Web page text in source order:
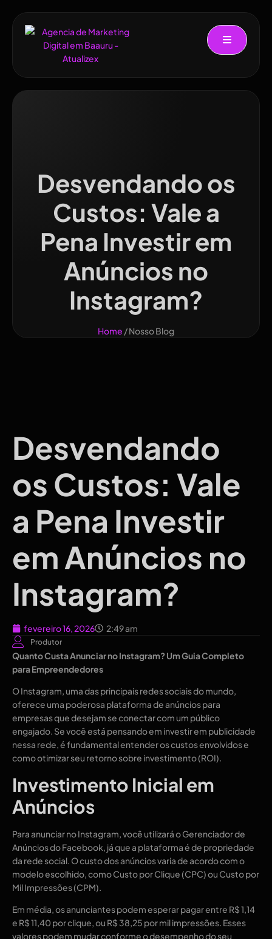
Desvendando os
Custos: Vale a
Pena Investir em
Anúncios no
Instagram?
Home / Nosso Blog
Desvendando
os Custos: Vale
a Pena Investir
em Anúncios no
Instagram?
fevereiro 16, 2026 2:49 am
Produtor
Quanto Custa Anunciar no Instagram? Um Guia Completo
para Empreendedores
O Instagram, uma das principais redes sociais do mundo,
oferece uma poderosa plataforma de anúncios para
empresas que desejam se conectar com um público
engajado. Se você está pensando em investir em publicidade
nessa rede, é fundamental entender os custos envolvidos e
como otimizar seu retorno sobre investimento (ROI).
Investimento Inicial em
Anúncios
Para anunciar no Instagram, você utilizará o Gerenciador de
Anúncios do Facebook, já que a plataforma é de propriedade
da rede social. O custo dos anúncios varia de acordo com o
modelo escolhido, como Custo por Clique (CPC) ou Custo por
Mil Impressões (CPM).
Em média, os anunciantes podem esperar pagar entre R$ 1,14
e R$ 11,40 por clique, ou R$ 38,25 por mil impressões. Esses
valores podem mudar conforme o desempenho do seu